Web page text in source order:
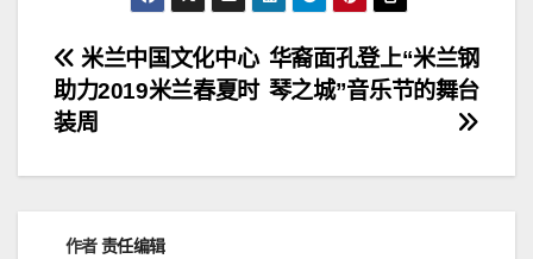
文
章
导
华裔面孔登上“米兰钢
琴之城”音乐节的舞台
米兰中国文化中心
助力2019米兰春夏时
装周
作者责任编辑